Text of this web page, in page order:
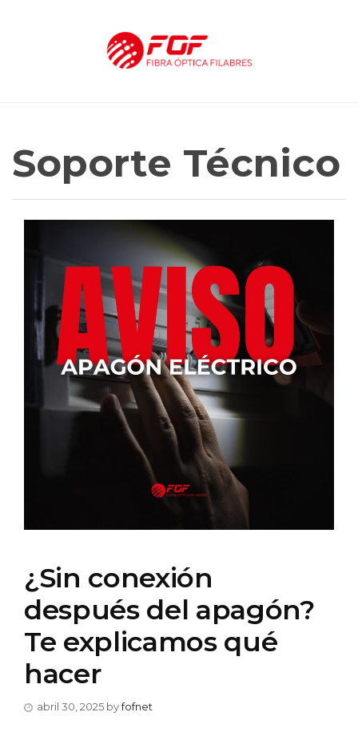
Soporte Técnico
¿Sin conexión
después del apagón?
Te explicamos qué
hacer
abril 30, 2025 byfofnet